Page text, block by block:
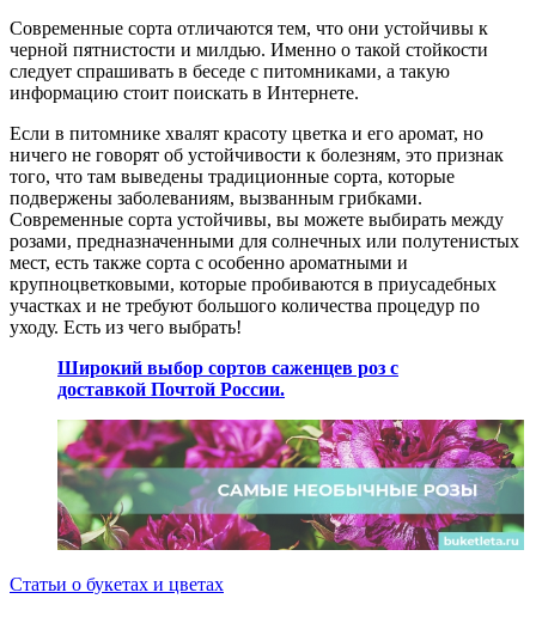
Современные сорта отличаются тем, что они устойчивы к
черной пятнистости и милдью. Именно о такой стойкости
следует спрашивать в беседе с питомниками, а такую ​​
информацию стоит поискать в Интернете.
Если в питомнике хвалят красоту цветка и его аромат, но
ничего не говорят об устойчивости к болезням, это признак
того, что там выведены традиционные сорта, которые
подвержены заболеваниям, вызванным грибками.
Современные сорта устойчивы, вы можете выбирать между
розами, предназначенными для солнечных или полутенистых
мест, есть также сорта с особенно ароматными и
крупноцветковыми, которые пробиваются в приусадебных
участках и не требуют большого количества процедур по
уходу. Есть из чего выбрать!
Широкий выбор сортов саженцев роз с
доставкой Почтой России.
Статьи о букетах и цветах